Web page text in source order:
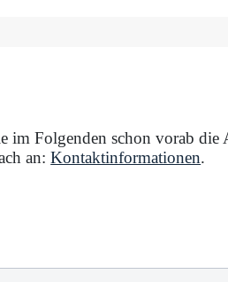
Folgenden schon vorab
an:Kontaktinformationen.